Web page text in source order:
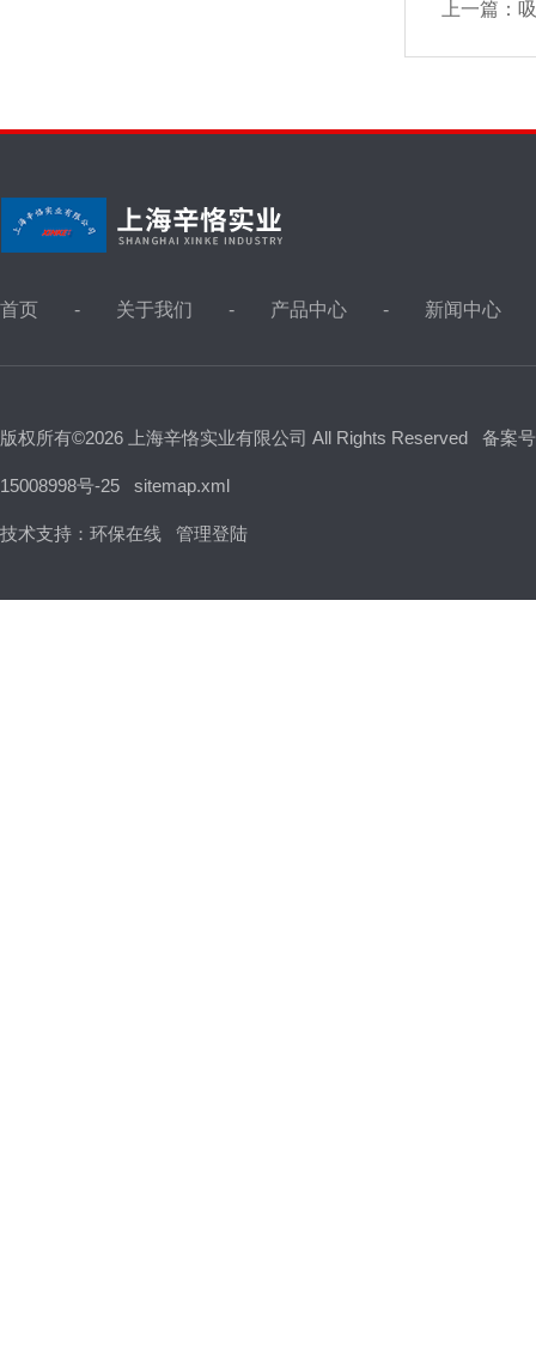
上一篇：
首页 关于我们 产品中心 新闻中心
版权所有©2026 上海辛恪实业有限公司 All Rights Reserved 备案
15008998号-25 sitemap.xml
技术支持： 环保在线 管理登陆